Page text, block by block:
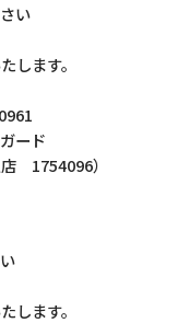
い
します。
ード
1754096）
します。